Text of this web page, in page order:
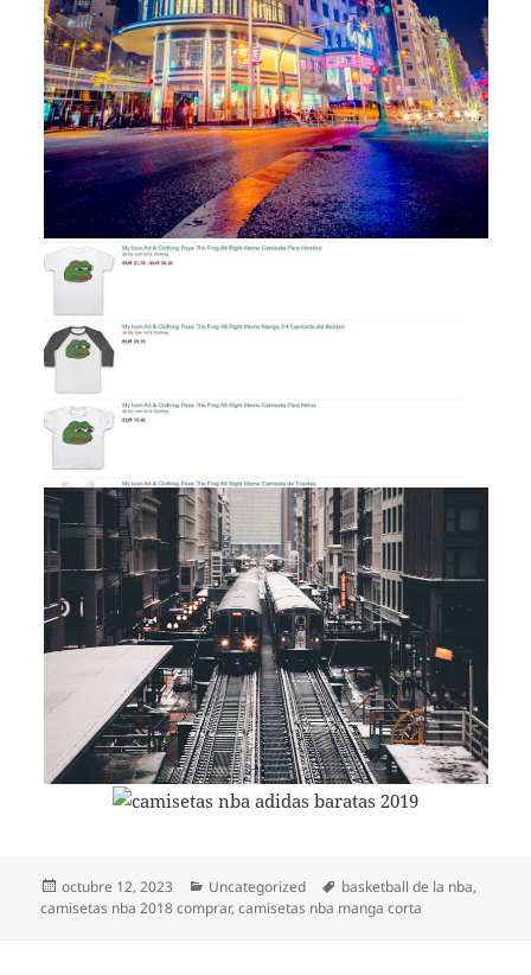
Publicado
el
octubre 12, 2023 Categorías
Uncategorized Etiquetas
basketball de la nba,
camisetas nba 2018 comprar,camisetas nba manga corta